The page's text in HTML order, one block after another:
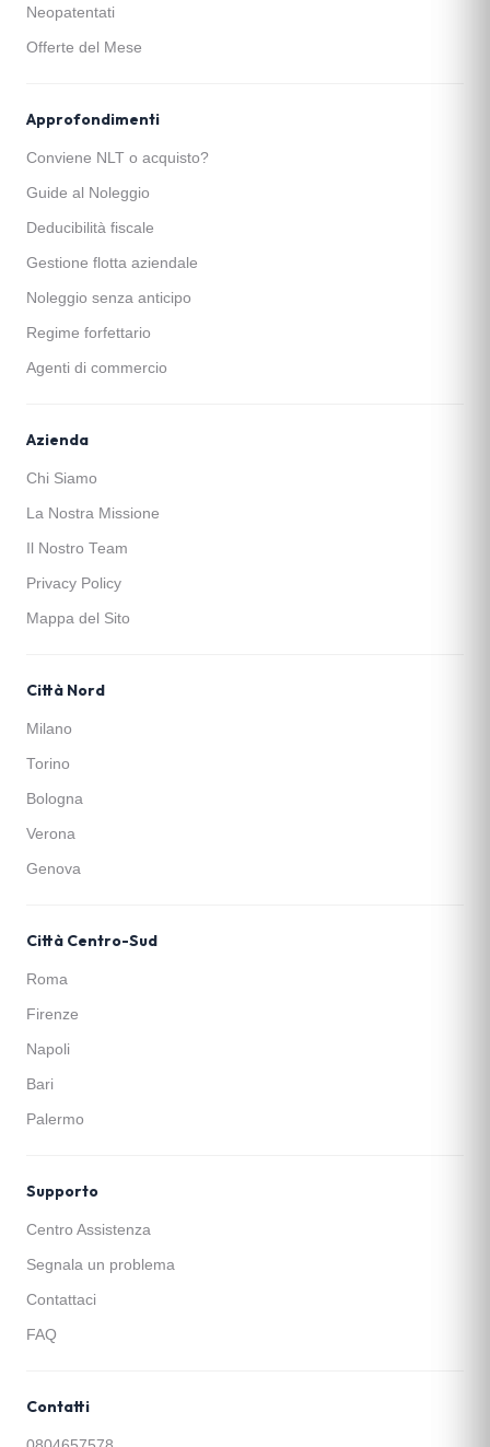
Neopatentati
Offerte del Mese
Approfondimenti
Conviene NLT o acquisto?
Guide al Noleggio
Deducibilità fiscale
Gestione flotta aziendale
Noleggio senza anticipo
Regime forfettario
Agenti di commercio
Azienda
Chi Siamo
La Nostra Missione
Il Nostro Team
Privacy Policy
Mappa del Sito
Città Nord
Milano
Torino
Bologna
Verona
Genova
Città Centro-Sud
Roma
Firenze
Napoli
Bari
Palermo
Supporto
Centro Assistenza
Segnala un problema
Contattaci
FAQ
Contatti